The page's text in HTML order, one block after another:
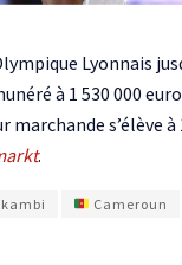
Lyonnais
à 1 530 000
marchande s’élève
.
Cameroun